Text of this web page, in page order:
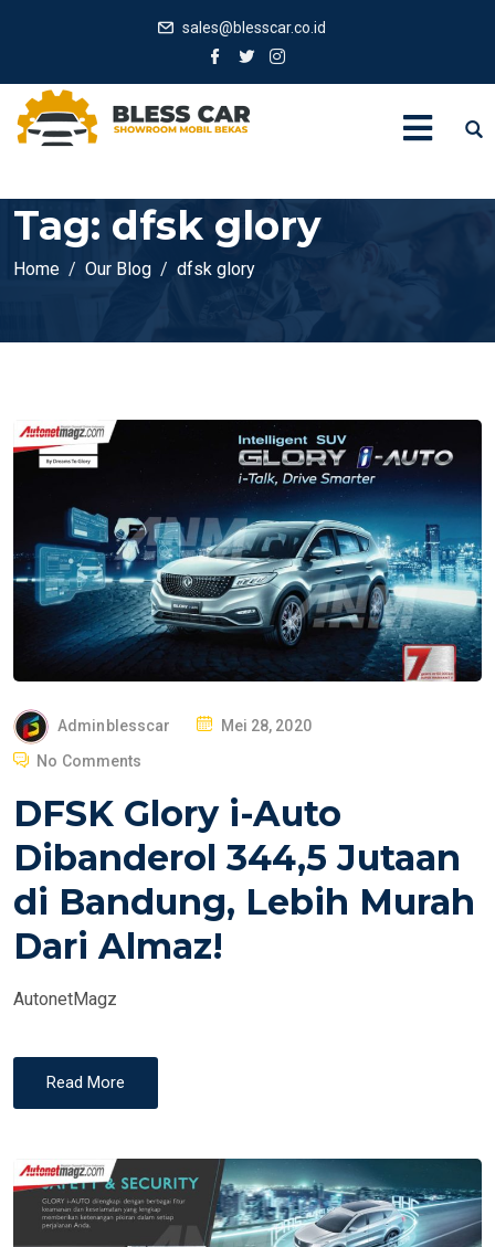
sales@blesscar.co.id
Tag: dfsk glory
Home Our Blog dfsk glory
Adminblesscar
P
T
O
N
Mei 28, 2020
No Comments
DFSK Glory i-Auto
Dibanderol 344,5 Jutaan
di Bandung, Lebih Murah
Dari Almaz!
AutonetMagz
Read More